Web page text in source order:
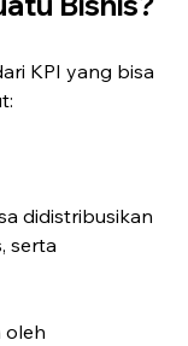
KPI yang bisa
didistribusikan
serta
oleh